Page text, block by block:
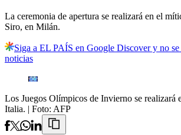
La ceremonia de apertura se realizará en el
Siro, en Milán.
Siga a EL PAÍS en Google Discover y no
noticias
Los Juegos Olímpicos de Invierno se realizará
Italia. | Foto: AFP